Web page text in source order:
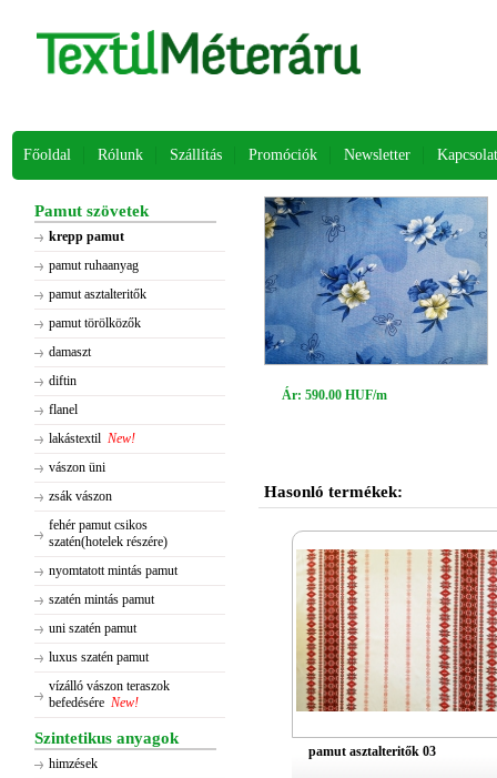
Főoldal Rólunk Szállítás Promóciók Newsletter Kapcsolat
Pamut szövetek
krepp pamut
pamut ruhaanyag
pamut asztalteritők
pamut törölközők
damaszt
diftin
flanel
lakástextil New!
vászon üni
zsák vászon
fehér pamut csikos
szatén(hotelek részére)
nyomtatott mintás pamut
szatén mintás pamut
uni szatén pamut
luxus szatén pamut
vízálló vászon teraszok
befedésére New!
Szintetikus anyagok
himzések
Ár: 590.00 HUF/m
Hasonló termékek:
pamut asztalteritők 03